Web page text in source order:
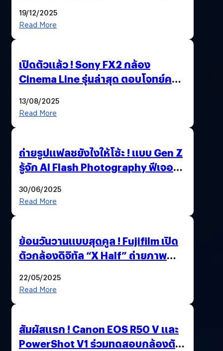
19/12/2025
Read More
เปิดตัวแล้ว ! Sony FX2 กล้อง
Cinema Line รุ่นล่าสุด ตอบโจทย์ครี
13/08/2025
Read More
ถ่ายรูปแฟลชยังไงให้โซ้ะ ! แบบ Gen Z
รู้จัก AI Flash Photography ฟีเจอร์
30/06/2025
Read More
ย้อนวันวานแบบสุดคูล ! Fujifilm เปิด
ตัวกล้องดิจิทัล “X Half” ถ่ายภาพ
22/05/2025
Read More
สัมผัสแรก ! Canon EOS R50 V และ
PowerShot V1 ร่วมทดสอบกล้องตัว